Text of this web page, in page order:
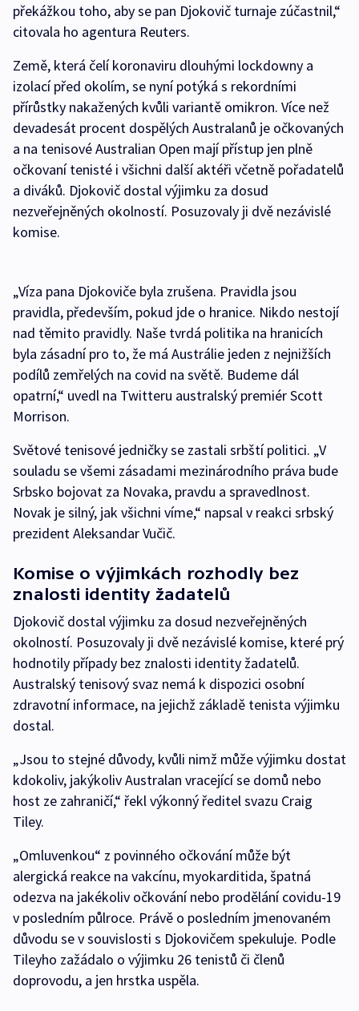
překážkou toho, aby se pan Djokovič turnaje zúčastnil,“
citovala ho agentura Reuters.
Země, která čelí koronaviru dlouhými lockdowny a
izolací před okolím, se nyní potýká s rekordními
přírůstky nakažených kvůli variantě omikron. Více než
devadesát procent dospělých Australanů je očkovaných
a na tenisové Australian Open mají přístup jen plně
očkovaní tenisté i všichni další aktéři včetně pořadatelů
a diváků. Djokovič dostal výjimku za dosud
nezveřejněných okolností. Posuzovaly ji dvě nezávislé
komise.
„Víza pana Djokoviče byla zrušena. Pravidla jsou
pravidla, především, pokud jde o hranice. Nikdo nestojí
nad těmito pravidly. Naše tvrdá politika na hranicích
byla zásadní pro to, že má Austrálie jeden z nejnižších
podílů zemřelých na covid na světě. Budeme dál
opatrní,“ uvedl na Twitteru australský premiér Scott
Morrison.
Světové tenisové jedničky se zastali srbští politici. „V
souladu se všemi zásadami mezinárodního práva bude
Srbsko bojovat za Novaka, pravdu a spravedlnost.
Novak je silný, jak všichni víme,“ napsal v reakci srbský
prezident Aleksandar Vučič.
Komise o výjimkách rozhodly bez
znalosti identity žadatelů
Djokovič dostal výjimku za dosud nezveřejněných
okolností. Posuzovaly ji dvě nezávislé komise, které prý
hodnotily případy bez znalosti identity žadatelů.
Australský tenisový svaz nemá k dispozici osobní
zdravotní informace, na jejichž základě tenista výjimku
dostal.
„Jsou to stejné důvody, kvůli nimž může výjimku dostat
kdokoliv, jakýkoliv Australan vracející se domů nebo
host ze zahraničí,“ řekl výkonný ředitel svazu Craig
Tiley.
„Omluvenkou“ z povinného očkování může být
alergická reakce na vakcínu, myokarditida, špatná
odezva na jakékoliv očkování nebo prodělání covidu-19
v posledním půlroce. Právě o posledním jmenovaném
důvodu se v souvislosti s Djokovičem spekuluje. Podle
Tileyho zažádalo o výjimku 26 tenistů či členů
doprovodu, a jen hrstka uspěla.